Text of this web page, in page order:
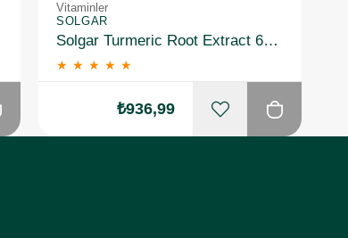
Vitaminler
SOLGAR
Solgar Turmeric Root Extract 60 Kapsül
★ ★ ★ ★ ★
₺936,99